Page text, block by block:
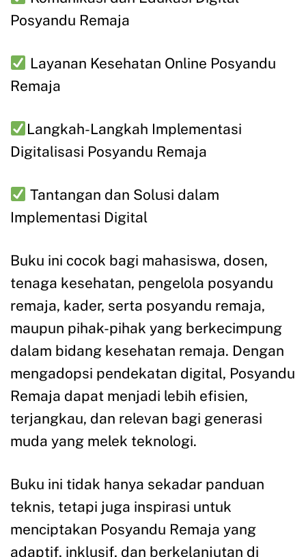
Posyandu Remaja
Layanan Kesehatan Online Posyandu
Remaja
Langkah-Langkah Implementasi
Digitalisasi Posyandu Remaja
Tantangan dan Solusi dalam
Implementasi Digital
Buku ini cocok bagi mahasiswa, dosen,
tenaga kesehatan, pengelola posyandu
remaja, kader, serta posyandu remaja,
maupun pihak-pihak yang berkecimpung
dalam bidang kesehatan remaja. Dengan
mengadopsi pendekatan digital, Posyandu
Remaja dapat menjadi lebih efisien,
terjangkau, dan relevan bagi generasi
muda yang melek teknologi.
Buku ini tidak hanya sekadar panduan
teknis, tetapi juga inspirasi untuk
menciptakan Posyandu Remaja yang
adaptif, inklusif, dan berkelanjutan di